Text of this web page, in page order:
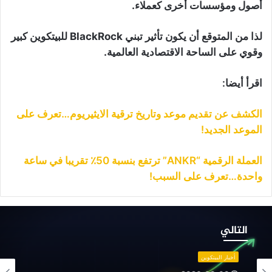
أصول ومؤسسات أخرى كعملاء.
لذا من المتوقع أن يكون تأثير تبني BlackRock للبيتكوين كبير
وقوي على الساحة الاقتصادية العالمية.
اقرأ أيضا:
الكشف عن تقديم موعد وتاريخ ترقية الايثيريوم…تعرف على
الموعد الجديد!
العملة الرقمية “ANKR” ترتفع بنسبة 50٪ تقريبا في ساعة
واحدة…تعرف على السبب!
التالي
ينتظر
الكريبتو:
أخبار البيتكوين